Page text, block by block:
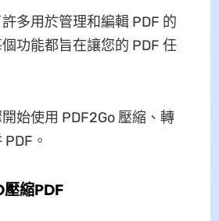
多用於管理和編輯 PDF 的
功能都旨在讓您的 PDF 任
始使用 PDF2Go 壓縮、轉
。
壓縮PDF